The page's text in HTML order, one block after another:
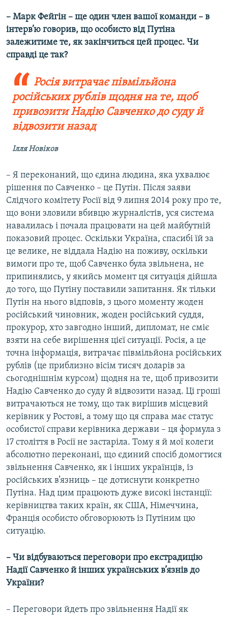
– Марк Фейгін – ще один член вашої команди – в
інтерв’ю говорив, що особисто від Путіна
залежитиме те, як закінчиться цей процес. Чи
справді це так?
Росія витрачає півмільйона
російських рублів щодня на те, щоб
привозити Надію Савченко до суду й
відвозити назад
Ілля Новіков
– Я переконаний, що єдина людина, яка ухвалює
рішення по Савченко – це Путін. Після заяви
Слідчого комітету Росії від 9 липня 2014 року про те,
що вони зловили вбивцю журналістів, уся система
навалилась і почала працювати на цей майбутній
показовий процес. Оскільки Україна, спасибі їй за
це велике, не віддала Надію на поживу, оскільки
вимоги про те, щоб Савченко була звільнена, не
припинялись, у якийсь момент ця ситуація дійшла
до того, що Путіну поставили запитання. Як тільки
Путін на нього відповів, з цього моменту жоден
російський чиновник, жоден російський суддя,
прокурор, хто завгодно інший, дипломат, не сміє
взяти на себе вирішення цієї ситуації. Росія, а це
точна інформація, витрачає півмільйона російських
рублів (це приблизно вісім тисяч доларів за
сьогоднішнім курсом) щодня на те, щоб привозити
Надію Савченко до суду й відвозити назад. Ці гроші
витрачаються не тому, що так вирішив місцевий
керівник у Ростові, а тому що ця справа має статус
особистої справи керівника держави – ця формула з
17 століття в Росії не застаріла. Тому я й мої колеги
абсолютно переконані, що єдиний спосіб домогтися
звільнення Савченко, як і інших українців, із
російських в’язниць – це дотиснути конкретно
Путіна. Над цим працюють дуже високі інстанції:
керівництва таких країн, як США, Німеччина,
Франція особисто обговорюють із Путіним цю
ситуацію.
– Чи відбуваються переговори про екстрадицію
Надії Савченко й інших українських в’язнів до
України?
– Переговори йдеть про звільнення Надії як